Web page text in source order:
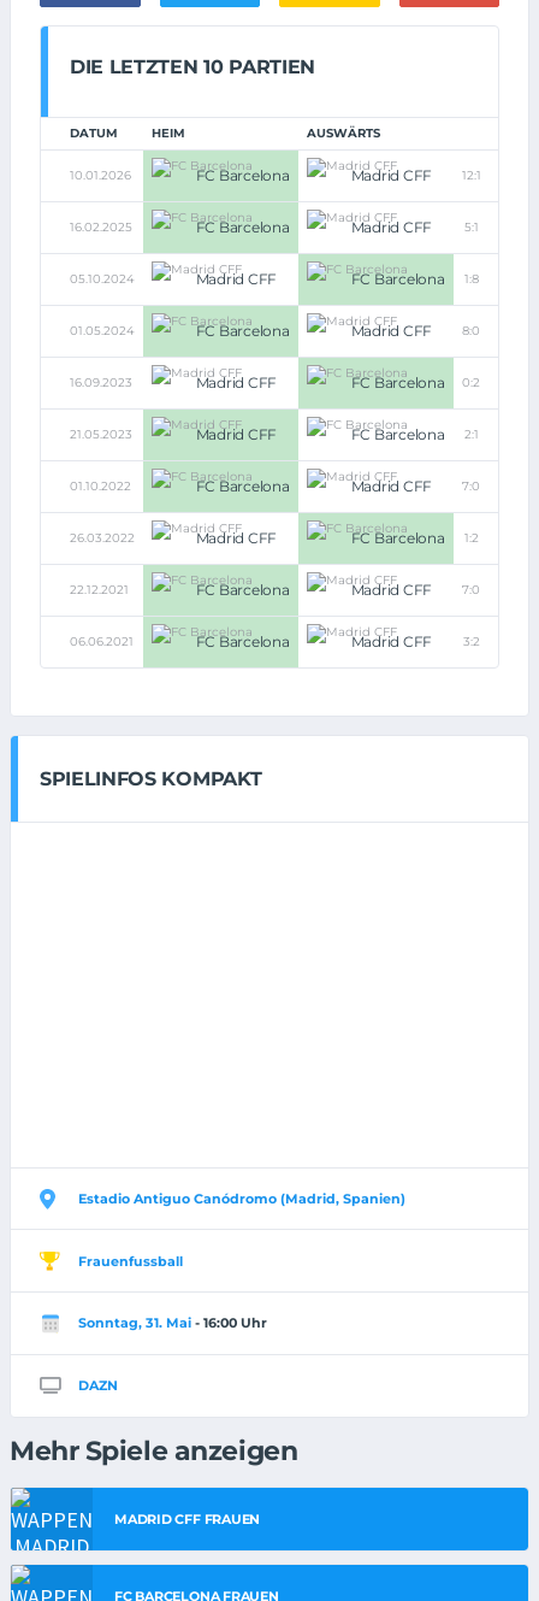
DIE LETZTEN 10 PARTIEN
DATUM HEIM AUSWÄRTS
10.01.2026 FC Barcelona Madrid CFF 12:1
16.02.2025 FC Barcelona Madrid CFF 5:1
05.10.2024 Madrid CFF FC Barcelona 1:8
01.05.2024 FC Barcelona Madrid CFF 8:0
16.09.2023 Madrid CFF FC Barcelona 0:2
21.05.2023 Madrid CFF FC Barcelona 2:1
01.10.2022 FC Barcelona Madrid CFF 7:0
26.03.2022 Madrid CFF FC Barcelona 1:2
22.12.2021 FC Barcelona Madrid CFF 7:0
06.06.2021 FC Barcelona Madrid CFF 3:2
SPIELINFOS KOMPAKT
Estadio Antiguo Canódromo (Madrid, Spanien)
Frauenfussball
Sonntag, 31. Mai - 16:00 Uhr
DAZN
Mehr Spiele anzeigen
MADRID CFF FRAUEN
FC BARCELONA FRAUEN